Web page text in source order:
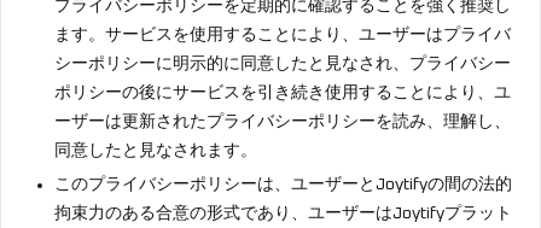
プライバシーポリシーを定期的に確認することを強く推奨し
ます。サービスを使用することにより、ユーザーはプライバ
シーポリシーに明示的に同意したと見なされ、プライバシー
ポリシーの後にサービスを引き続き使用することにより、ユ
ーザーは更新されたプライバシーポリシーを読み、理解し、
同意したと見なされます。
このプライバシーポリシーは、ユーザーとJoytifyの間の法的
拘束力のある合意の形式であり、ユーザーはJoytifyプラット